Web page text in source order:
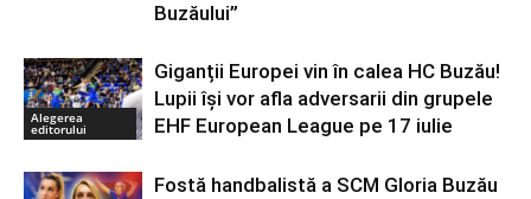
Buzăului”
Alegerea
editorului
Giganții Europei vin în calea HC Buzău!
Lupii își vor afla adversarii din grupele
EHF European League pe 17 iulie
Fostă handbalistă a SCM Gloria Buzău